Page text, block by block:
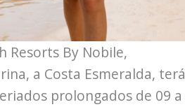
Resorts By Nobile,
a Costa Esmeralda, terá
prolongados de 09 a